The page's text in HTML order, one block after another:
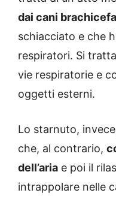
dai cani
schiacciato e che
respiratori. Si
vie respiratorie e
oggetti esterni.
Lo starnuto,
che, al contrario,
dell’aria e poi il
intrappolare nelle